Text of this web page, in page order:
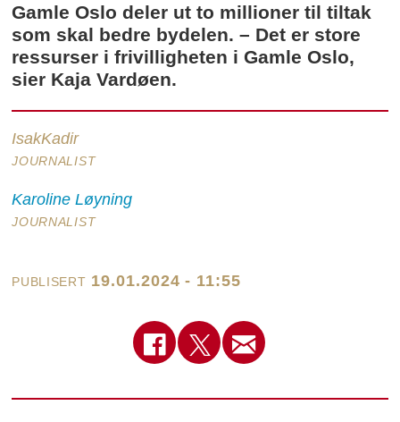
Gamle Oslo deler ut to millioner til tiltak
som skal bedre bydelen. – Det er store
ressurser i frivilligheten i Gamle Oslo,
sier Kaja Vardøen.
IsakKadir
JOURNALIST
Karoline Løyning
JOURNALIST
PUBLISERT 19.01.2024 - 11:55